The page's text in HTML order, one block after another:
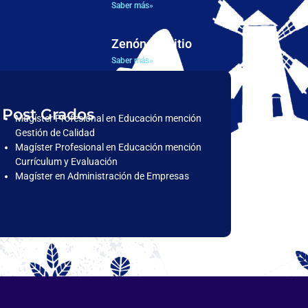
Saber más»
Zenón de Citio
Saber más»
Post Grados
Magíster Profesional en Educación mención
Gestión de Calidad
Magíster Profesional en Educación mención
Currículum y Evaluación
Magíster en Administración de Empresas